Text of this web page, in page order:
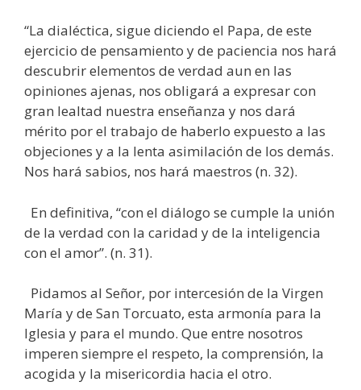
“La dialéctica, sigue diciendo el Papa, de este
ejercicio de pensamiento y de paciencia nos hará
descubrir elementos de verdad aun en las
opiniones ajenas, nos obligará a expresar con
gran lealtad nuestra enseñanza y nos dará
mérito por el trabajo de haberlo expuesto a las
objeciones y a la lenta asimilación de los demás.
Nos hará sabios, nos hará maestros (n. 32).
En definitiva, “con el diálogo se cumple la unión
de la verdad con la caridad y de la inteligencia
con el amor”. (n. 31).
Pidamos al Señor, por intercesión de la Virgen
María y de San Torcuato, esta armonía para la
Iglesia y para el mundo. Que entre nosotros
imperen siempre el respeto, la comprensión, la
acogida y la misericordia hacia el otro.